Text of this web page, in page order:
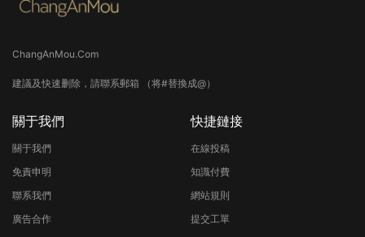
ChangAnMou.Com
建議及快速删除，請聯系郵箱 （将#替換成@）
關于我們
關于我們
免責申明
聯系我們
廣告合作
快捷鏈接
在線投稿
知識付費
網站規則
提交工單